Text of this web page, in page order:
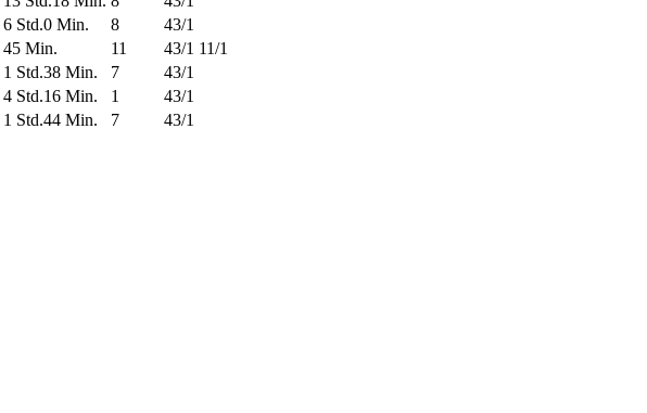
6 Std.0 Min. 8
43/1
45 Min. 11 43/1 11/1
1 Std.38 Min. 7
43/1
4 Std.16 Min. 1
43/1
1 Std.44 Min. 7 43/1